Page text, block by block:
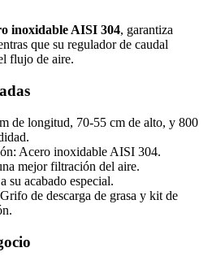
inoxidable AISI 304, garantiza
que su regulador de caudal
flujo de aire.
de longitud, 70-55 cm de alto, y 800
Acero inoxidable AISI 304.
mejor filtración del aire.
su acabado especial.
de descarga de grasa y kit de